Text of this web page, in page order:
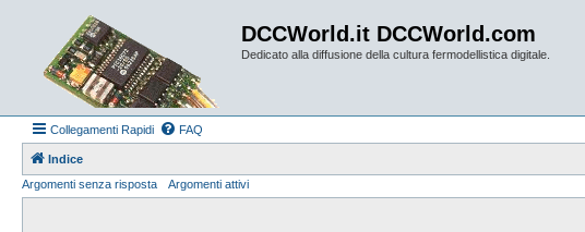
DCCWorld.it DCCWorld.com
Dedicato alla diffusione della cultura fermodellistica digitale.
Collegamenti Rapidi FAQ
Indice
Argomenti senza risposta
Argomenti attivi